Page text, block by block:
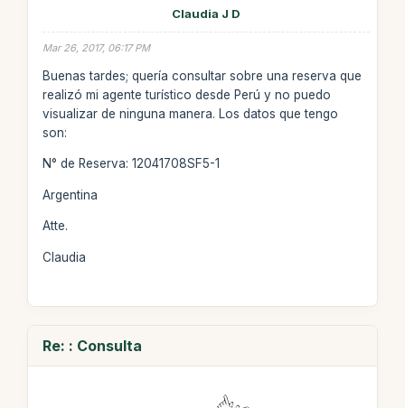
Claudia J D
Mar 26, 2017, 06:17 PM
Buenas tardes; quería consultar sobre una reserva que
realizó mi agente turístico desde Perú y no puedo
visualizar de ninguna manera. Los datos que tengo
son:
N° de Reserva: 12041708SF5-1
Argentina
Atte.
Claudia
Re: : Consulta